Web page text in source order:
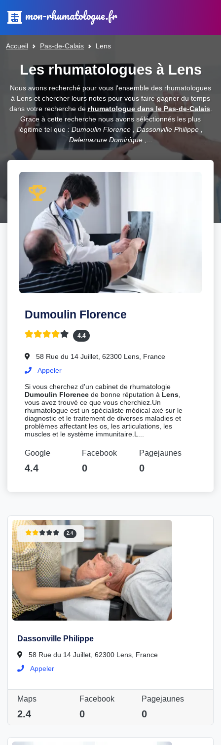
mon-rhumatologue.fr
Accueil Pas-de-Calais Lens
Les rhumatologues à Lens
Nous avons recherché pour vous l'ensemble des rhumatologues
à Lens et chercher leurs notes pour vous faire gagner du temps
dans votre recherche de rhumatologue dans le Pas-de-Calais
Grace à cette recherche nous avons séléctionnés les plus
légitime tel que : Dumoulin Florence , Dassonville Philippe ,
Delemazure Dominique ,...
Dumoulin Florence
4.4
58 Rue du 14 Juillet, 62300 Lens, France
Appeler
Si vous cherchez d'un cabinet de rhumatologie
Dumoulin Florence de bonne réputation à Lens
vous avez trouvé ce que vous cherchiez.Un
rhumatologue est un spécialiste médical axé sur le
diagnostic et le traitement de diverses maladies et
problèmes affectant les os, les articulations, les
muscles et le système immunitaire.L...
Google
4.4
Facebook
0
Pagejaunes
0
2.4
Dassonville Philippe
58 Rue du 14 Juillet, 62300 Lens, France
Appeler
Maps
2.4
Facebook
0
Pagejaunes
0